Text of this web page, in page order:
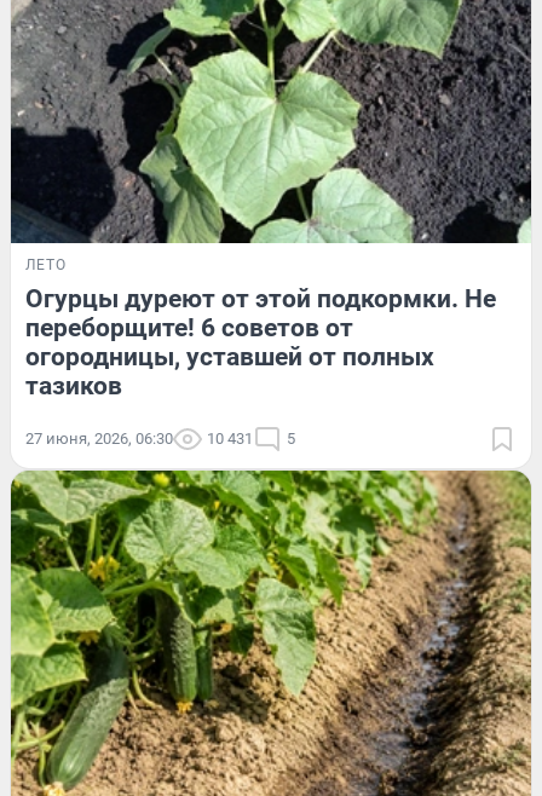
ЛЕТО
Огурцы дуреют от этой подкормки. Не
переборщите! 6 советов от
огородницы, уставшей от полных
тазиков
27 июня, 2026, 06:30 10 431 5